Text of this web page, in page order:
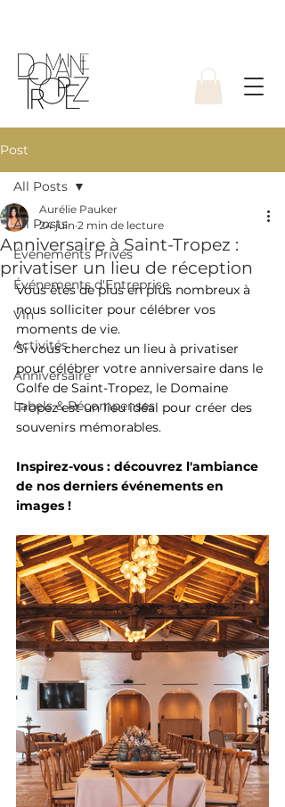
Post
All Posts
Événements Privés
Événements d'Entreprise
Vin
Activités
Anniversaire
Labels & Récompenses
All Posts
Anniversaire à Saint-Tropez :
privatiser un lieu de réception
Aurélie Pauker
24 juin 2 min de lecture
Vous êtes de plus en plus nombreux à
nous solliciter pour célébrer vos
moments de vie.
Si vous cherchez un lieu à privatiser
pour célébrer votre anniversaire dans le
Golfe de Saint-Tropez, le Domaine
Tropez est un lieu idéal pour créer des
souvenirs mémorables.
Inspirez-vous : découvrez l'ambiance
de nos derniers événements en
images !